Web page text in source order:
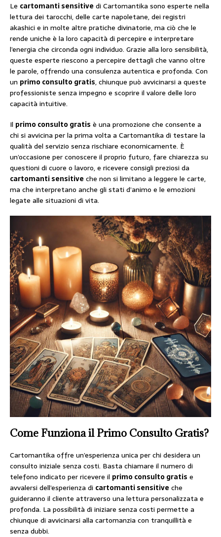
Le cartomanti sensitive di Cartomantika sono esperte nella
lettura dei tarocchi, delle carte napoletane, dei registri
akashici e in molte altre pratiche divinatorie, ma ciò che le
rende uniche è la loro capacità di percepire e interpretare
l’energia che circonda ogni individuo. Grazie alla loro sensibilità,
queste esperte riescono a percepire dettagli che vanno oltre
le parole, offrendo una consulenza autentica e profonda. Con
un primo consulto gratis, chiunque può avvicinarsi a queste
professioniste senza impegno e scoprire il valore delle loro
capacità intuitive.
Il primo consulto gratis è una promozione che consente a
chi si avvicina per la prima volta a Cartomantika di testare la
qualità del servizio senza rischiare economicamente. È
un’occasione per conoscere il proprio futuro, fare chiarezza su
questioni di cuore o lavoro, e ricevere consigli preziosi da
cartomanti sensitive che non si limitano a leggere le carte,
ma che interpretano anche gli stati d’animo e le emozioni
legate alle situazioni di vita.
Come Funziona ilPrimo Consulto Gratis?
Cartomantika offre un’esperienza unica per chi desidera un
consulto iniziale senza costi. Basta chiamare il numero di
telefono indicato per ricevere il primo consulto gratis e
avvalersi dell’esperienza di cartomanti sensitive che
guideranno il cliente attraverso una lettura personalizzata e
profonda. La possibilità di iniziare senza costi permette a
chiunque di avvicinarsi alla cartomanzia con tranquillità e
senza dubbi.